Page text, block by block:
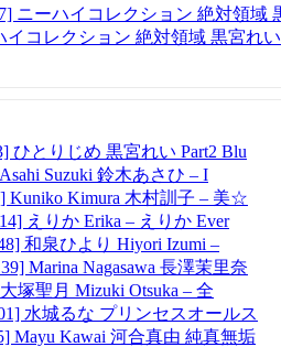
イコレクション 絶対領域 黒宮れい
ひとりじめ 黒宮れい Part2 Blu
Asahi Suzuki 鈴木あさひ – I
Kuniko Kimura 木村訓子 – 美☆
えりか Erika – えりか Ever
和泉ひより Hiyori Izumi –
Marina Nagasawa 長澤茉里奈
大塚聖月 Mizuki Otsuka – 全
水城るな プリンセスオールス
Mayu Kawai 河合真由 純真無垢